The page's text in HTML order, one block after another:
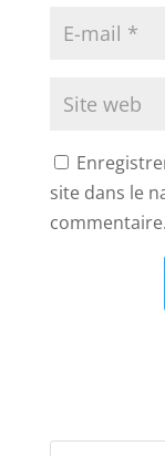
site dans le
commentaire.